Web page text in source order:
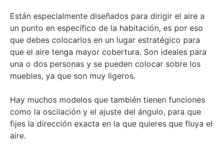
Están especialmente diseñados para dirigir el aire a
un punto en específico de la habitación, es por eso
que debes colocarlos en un lugar estratégico para
que el aire tenga mayor cobertura. Son ideales para
una o dos personas y se pueden colocar sobre los
muebles, ya que son muy ligeros.
Hay muchos modelos que también tienen funciones
como la oscilación y el ajuste del ángulo, para que
fijes la dirección exacta en la que quieres que fluya el
aire.